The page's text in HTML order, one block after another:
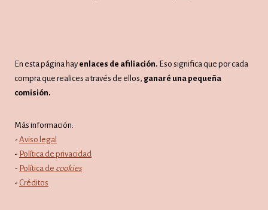
En esta página hay enlaces de afiliación. Eso significa que por cada
compra que realices a través de ellos, ganaré una pequeña
comisión.
Más información:
- Aviso legal
- Política de privacidad
- Política de cookies
- Créditos